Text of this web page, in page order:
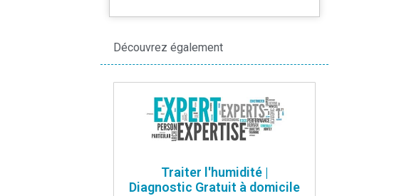
Découvrez également
Traiter l'humidité |
Diagnostic Gratuit à domicile